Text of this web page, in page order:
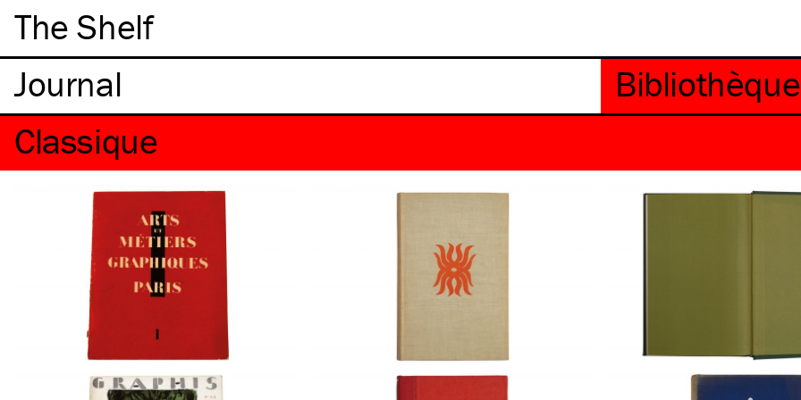
The Shelf
Classique